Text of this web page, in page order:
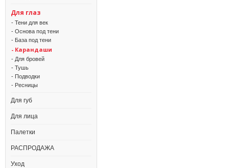
Для глаз
- Тени для век
- Основа под тени
- База под тени
- Карандаши
- Для бровей
- Тушь
- Подводки
- Ресницы
Для губ
Для лица
Палетки
РАСПРОДАЖА
Уход